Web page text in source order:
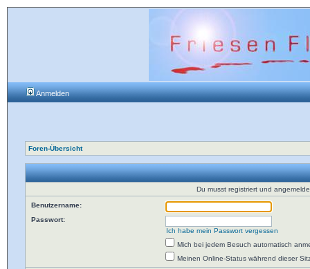
Anmelden
Foren-Übersicht
Du musst registriert und
Benutzername:
Passwort:
Ich habe mein Passwort vergessen
Mich bei jedem Besuch automatisch
Meinen Online-Status während dieser